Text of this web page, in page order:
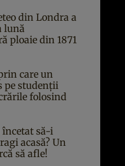
din Londra a
lună
ploaie din 1871
care un
pe studenții
folosind
încetat să-i
acasă? Un
să afle!